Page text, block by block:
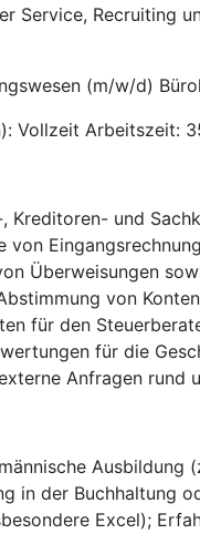
Service, Recruiting
(m/w/d)
Vollzeit Arbeitszeit:
und
von
Überweisungen
von
für den
für die
Anfragen rund
in der Buchhaltung
Excel);